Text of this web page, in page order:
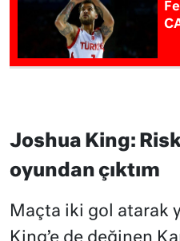
Joshua King:
oyundan çıktım
Maçta iki gol atarak